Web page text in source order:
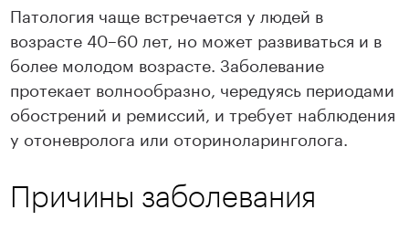
Патология чаще встречается у людей в
возрасте 40–60 лет, но может развиваться и в
более молодом возрасте. Заболевание
протекает волнообразно, чередуясь периодами
обострений и ремиссий, и требует наблюдения
у отоневролога или оториноларинголога.
Причины заболевания